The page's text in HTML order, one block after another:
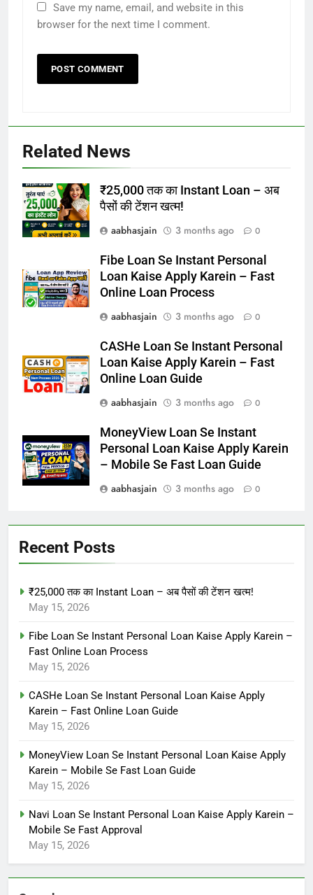
Save my name, email, and website in this
browser for the next time I comment.
Related News
₹25,000 तक का Instant Loan – अब
पैसों की टेंशन खत्म!
aabhasjain
3 months ago 0
Fibe Loan Se Instant Personal
Loan Kaise Apply Karein – Fast
Online Loan Process
aabhasjain
3 months ago 0
CASHe Loan Se Instant Personal
Loan Kaise Apply Karein – Fast
Online Loan Guide
aabhasjain
3 months ago 0
MoneyView Loan Se Instant
Personal Loan Kaise Apply Karein
– Mobile Se Fast Loan Guide
aabhasjain
3 months ago 0
Recent Posts
₹25,000 तक का Instant Loan – अब पैसों की टेंशन खत्म!
May 15, 2026
Fibe Loan Se Instant Personal Loan Kaise Apply Karein –
Fast Online Loan Process
May 15, 2026
CASHe Loan Se Instant Personal Loan Kaise Apply
Karein – Fast Online Loan Guide
May 15, 2026
MoneyView Loan Se Instant Personal Loan Kaise Apply
Karein – Mobile Se Fast Loan Guide
May 15, 2026
Navi Loan Se Instant Personal Loan Kaise Apply Karein –
Mobile Se Fast Approval
May 15, 2026